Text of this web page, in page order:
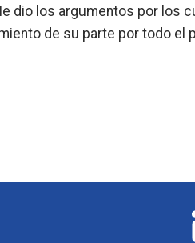
dio los argumentos por los
de su parte por todo